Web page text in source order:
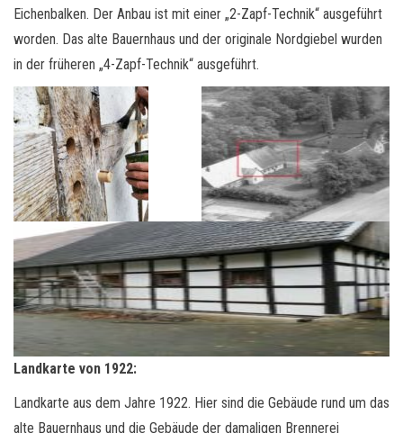
Eichenbalken. Der Anbau ist mit einer „2-Zapf-Technik“ ausgeführt
worden. Das alte Bauernhaus und der originale Nordgiebel wurden
in der früheren „4-Zapf-Technik“ ausgeführt.
Landkarte von 1922:
Landkarte aus dem Jahre 1922. Hier sind die Gebäude rund um das
alte Bauernhaus und die Gebäude der damaligen Brennerei